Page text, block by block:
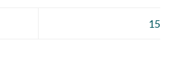
15